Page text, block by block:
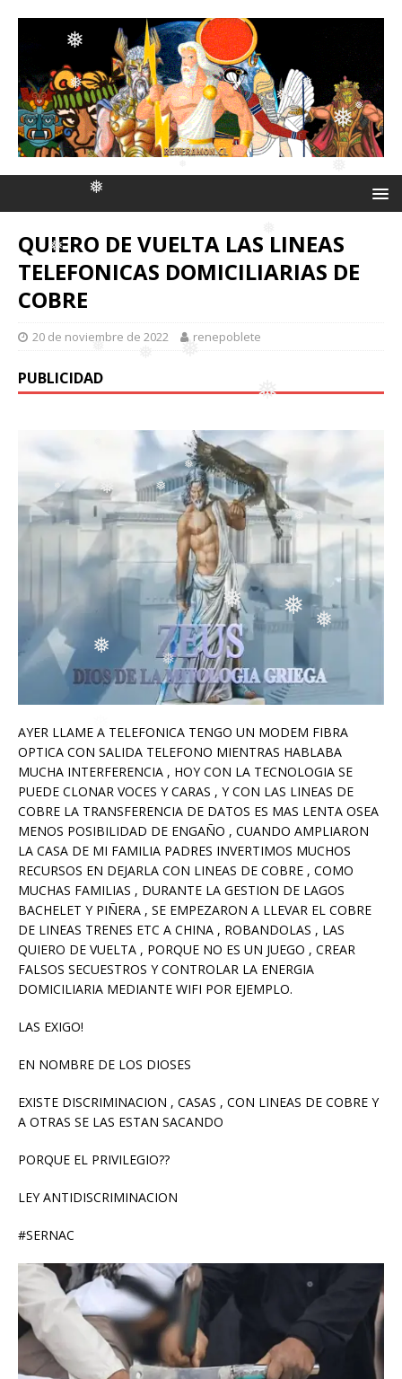
❅
❅
❅
❅
❅
❅
❅
❅
❅
❅
❅
❅
❅
❅
❅
QUIERO DE VUELTA LAS LINEAS
TELEFONICAS DOMICILIARIAS DE
COBRE
20 de noviembre de 2022 renepoblete
PUBLICIDAD
AYER LLAME A TELEFONICA TENGO UN MODEM FIBRA
OPTICA CON SALIDA TELEFONO MIENTRAS HABLABA
MUCHA INTERFERENCIA , HOY CON LA TECNOLOGIA SE
PUEDE CLONAR VOCES Y CARAS , Y CON LAS LINEAS DE
COBRE LA TRANSFERENCIA DE DATOS ES MAS LENTA OSEA
MENOS POSIBILIDAD DE ENGAÑO , CUANDO AMPLIARON
LA CASA DE MI FAMILIA PADRES INVERTIMOS MUCHOS
RECURSOS EN DEJARLA CON LINEAS DE COBRE , COMO
MUCHAS FAMILIAS , DURANTE LA GESTION DE LAGOS
BACHELET Y PIÑERA , SE EMPEZARON A LLEVAR EL COBRE
DE LINEAS TRENES ETC A CHINA , ROBANDOLAS , LAS
QUIERO DE VUELTA , PORQUE NO ES UN JUEGO , CREAR
FALSOS SECUESTROS Y CONTROLAR LA ENERGIA
DOMICILIARIA MEDIANTE WIFI POR EJEMPLO.
LAS EXIGO!
EN NOMBRE DE LOS DIOSES
EXISTE DISCRIMINACION , CASAS , CON LINEAS DE COBRE Y
A OTRAS SE LAS ESTAN SACANDO
PORQUE EL PRIVILEGIO??
LEY ANTIDISCRIMINACION
#SERNAC